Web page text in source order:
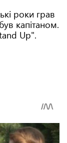
роки грав
капітаном.
Up".